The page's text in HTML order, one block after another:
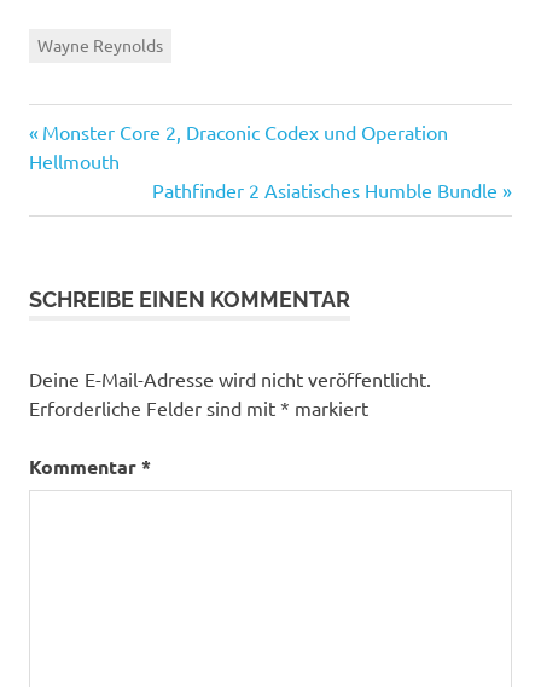
Wayne Reynolds
Beitragsnavigation
Vorheriger
Beitrag:
Monster Core 2, Draconic Codex und Operation
Hellmouth
Nächster
Beitrag:
Pathfinder 2 Asiatisches Humble Bundle
SCHREIBE EINEN KOMMENTAR
Deine E-Mail-Adresse wird nicht veröffentlicht.
Erforderliche Felder sind mit * markiert
Kommentar*